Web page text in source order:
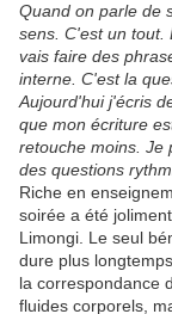
Quand on parle de
sens. C'est un tout.
vais faire des
interne. C'est la
Aujourd'hui j'écris
que mon écriture
retouche moins. Je
des questions
Riche en
soirée a été
Limongi. Le seul
dure plus
la correspondance
fluides corporels,